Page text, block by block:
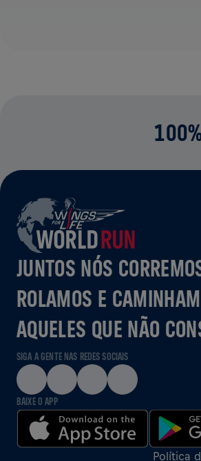
100%
JUNTOS NÓS
ROLAMOS E
AQUELES QUE NÃO
SIGA A GENTE NAS REDES SOCIAIS
BAIXE O APP
Política